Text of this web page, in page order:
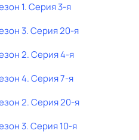
1. Серия 3-я
3. Серия 20-я
2. Серия 4-я
4. Серия 7-я
2. Серия 20-я
3. Серия 10-я